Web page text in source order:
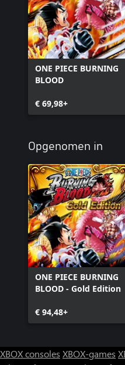
ONE PIECE BURNING
BLOOD
€ 69,98+
Opgenomen in
ONE PIECE BURNING
BLOOD - Gold Edition
€ 94,48+
XBOX consoles XBOX-games